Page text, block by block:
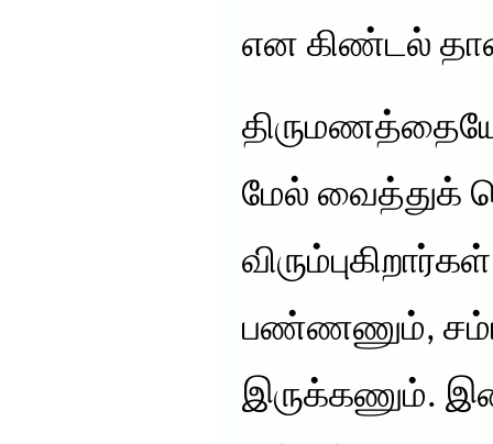
என கிண்டல்
திருமணத்தையே
மேல் வைத்துக்
பண்ணணும்,
இருக்கணும்.